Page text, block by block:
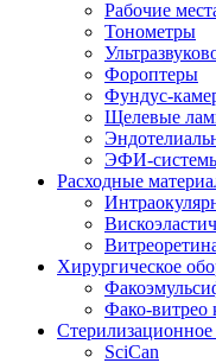
Рабочие
Тонометры
Фороптеры
Фундус-
Щелевые
ЭФИ-
Расходные
Хирургическое
Фако-витрео
SciCan